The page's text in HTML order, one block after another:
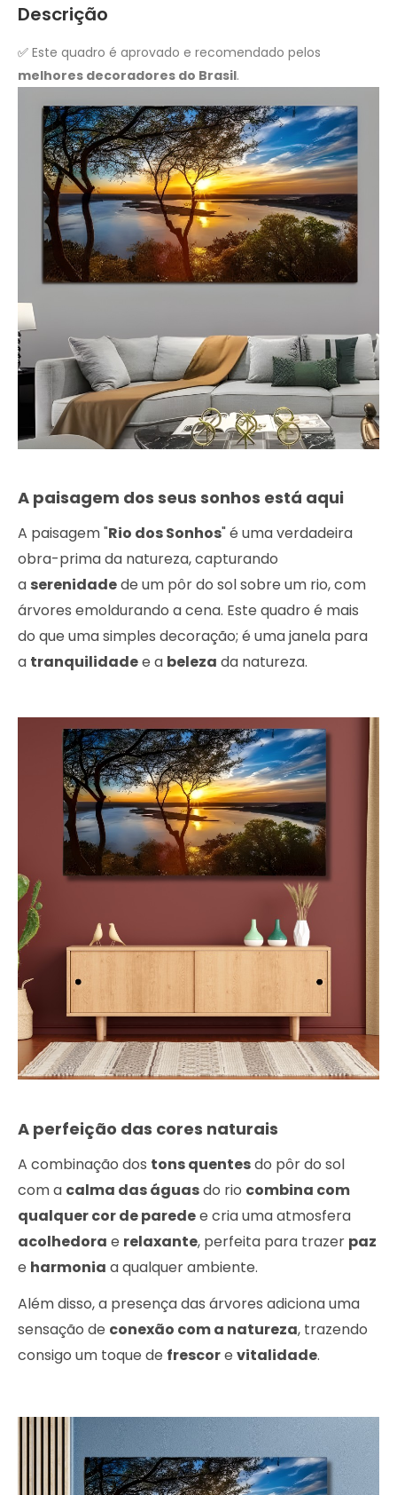
Descrição
✅ Este quadro é aprovado e recomendado pelos
melhores decoradores do Brasil.
A paisagem dos seus sonhos está aqui
A paisagem "Rio dos Sonhos" é uma verdadeira
obra-prima da natureza, capturando
a serenidadede um pôr do sol sobre um rio, com
árvores emoldurando a cena. Este quadro é mais
do que uma simples decoração; é uma janela para
a tranquilidadee a beleza da natureza.
A perfeição das cores naturais
A combinação dos tons quentesdo pôr do sol
com a calma das águasdo rio combina com
qualquer cor de paredee cria uma atmosfera
acolhedora e relaxante, perfeita para trazer paz
e harmonia a qualquer ambiente.
Além disso, a presença das árvores adiciona uma
sensação de conexão com a natureza, trazendo
consigo um toque de frescore vitalidade.